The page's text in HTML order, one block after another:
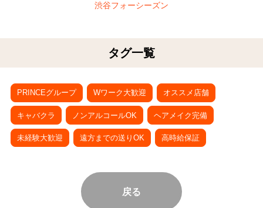
渋谷フォーシーズン
タグ一覧
PRINCEグループ Wワーク大歓迎 オススメ店舗
キャバクラ ノンアルコールOK ヘアメイク完備
未経験大歓迎 遠方までの送りOK 高時給保証
戻る